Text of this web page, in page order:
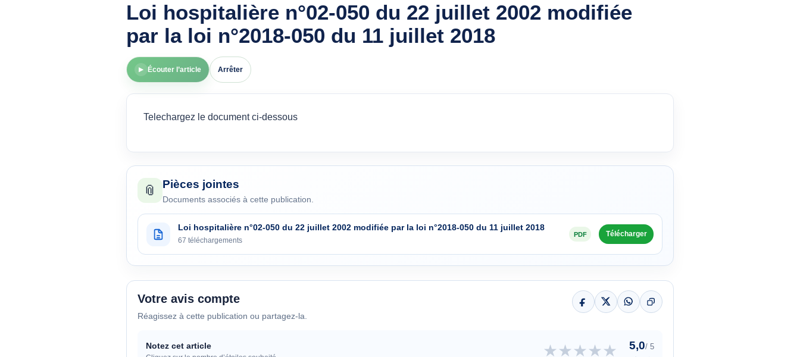
Loi hospitalière n°02-050 du 22 juillet 2002 modifiée
par la loi n°2018-050 du 11 juillet 2018
▶ Écouter l’article Arrêter
Telechargez le document ci-dessous
📎 Pièces jointes
Documents associés à cette publication.
Loi hospitalière n°02-050 du 22 juillet 2002 modifiée par la loi n°2018-050 du 11 juillet 2018
67 téléchargements
PDF Télécharger
Votre avis compte
Réagissez à cette publication ou partagez-la.
Notez cet article ★★★★★ 5,0/ 5